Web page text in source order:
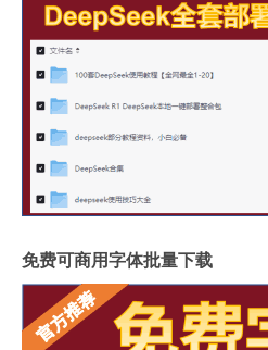
免费可商用字体批量下载